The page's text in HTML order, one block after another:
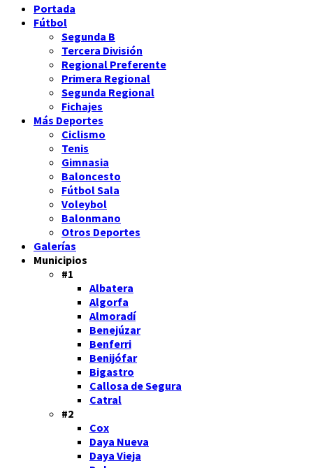
Portada
Fútbol
Segunda B
Tercera División
Regional Preferente
Primera Regional
Segunda Regional
Fichajes
Más Deportes
Ciclismo
Tenis
Gimnasia
Baloncesto
Fútbol Sala
Voleybol
Balonmano
Otros Deportes
Galerías
Municipios
#1
Albatera
Algorfa
Almoradí
Benejúzar
Benferri
Benijófar
Bigastro
Callosa de Segura
Catral
#2
Cox
Daya Nueva
Daya Vieja